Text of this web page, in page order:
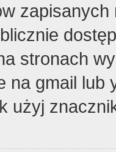
stronach
na gmail lub
użyj